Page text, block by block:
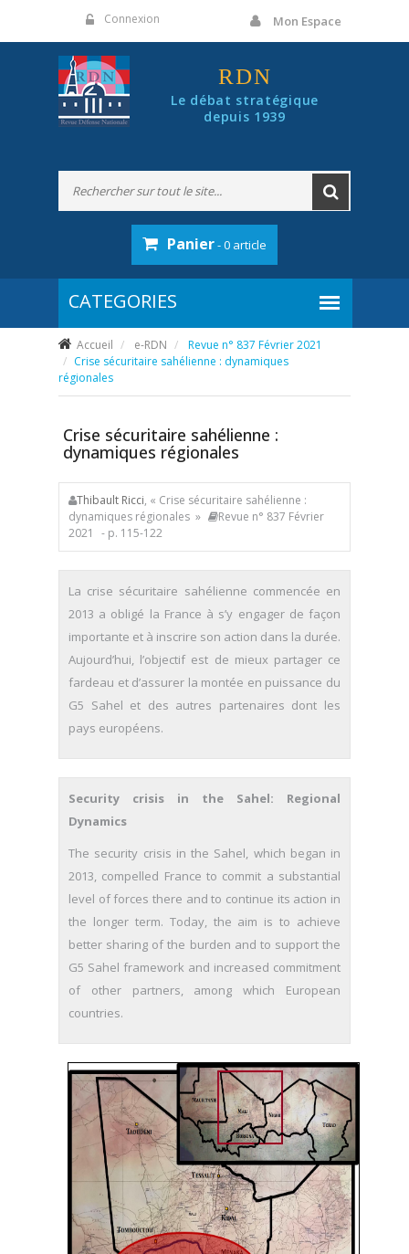
Connexion Mon Espace
RDN
Le débat stratégique
depuis 1939
Panier- 0 article
Accueil e-RDN
Revue n° 837 Février 2021
Crise sécuritaire sahélienne : dynamiques
régionales
Crise sécuritaire sahélienne :
dynamiques régionales
Thibault Ricci, « Crise sécuritaire sahélienne :
dynamiques régionales »
Revue n° 837 Février
2021
- p. 115-122
La crise sécuritaire sahélienne commencée en
2013 a obligé la France à s’y engager de façon
importante et à inscrire son action dans la durée.
Aujourd’hui, l’objectif est de mieux partager ce
fardeau et d’assurer la montée en puissance du
G5 Sahel et des autres partenaires dont les
pays européens.
Security crisis in the Sahel: Regional
Dynamics
The security crisis in the Sahel, which began in
2013, compelled France to commit a substantial
level of forces there and to continue its action in
the longer term. Today, the aim is to achieve
better sharing of the burden and to support the
G5 Sahel framework and increased commitment
of other partners, among which European
countries.